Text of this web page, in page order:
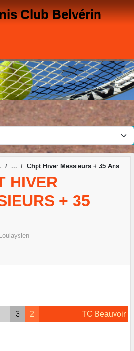
Club Belvérin
Chpt Hiver Messieurs + 35 Ans
HIVER
+ 35
3 2 TC Beauvoir